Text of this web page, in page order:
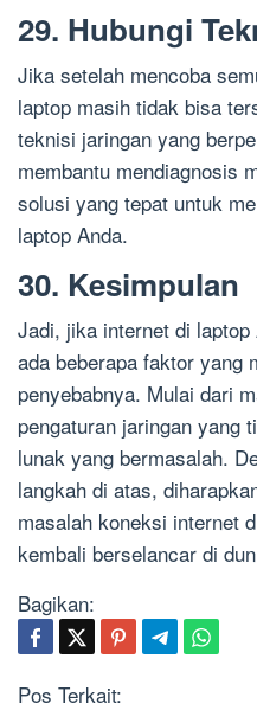
29. Hubungi
Jika setelah mencoba
laptop masih tidak bisa
teknisi jaringan yang
membantu mendiagnosis
solusi yang tepat untuk
laptop Anda.
30. Kesimpulan
Jadi, jika internet di
ada beberapa faktor yang
penyebabnya. Mulai dari
pengaturan jaringan yang
lunak yang bermasalah.
langkah di atas,
masalah koneksi internet
kembali berselancar di
Bagikan:
Pos Terkait: